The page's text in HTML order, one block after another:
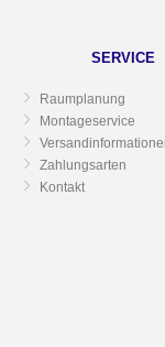
SERVICE
Raumplanung
Montageservice
Zahlungsarten
Kontakt